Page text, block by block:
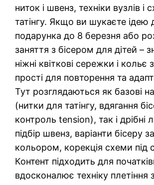
ниток і швенз, техніки вузлів і
татінгу. Якщо ви шукаєте ідею
подарунка до 8 березня або
заняття з бісером для дітей –
ніжні квіткові сережки і кольє
прості для повторення та
Тут розглядаються як базові
(нитки для татінгу, вдягання
контроль tension), так і дрібні
підбір швенз, варіанти бісеру
кольором, корекція схеми під
Контент підходить для
вдосконалює техніку плетіння